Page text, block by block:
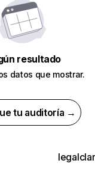
resultado
datos que mostrar.
tu auditoría →